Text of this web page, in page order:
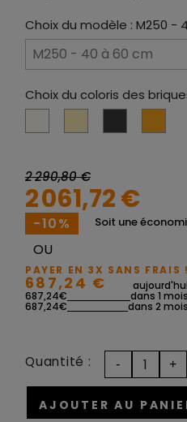
Choix du modèle : M250 -
Choix du coloris des
2 290,80 €
2 061,72 €
-10% Soit une
OU
PAYER EN 3X SANS FRAIS !
687,24 € aujourd'hui
687,24€ dans 1 mois
687,24€ dans 2 mois
AJOUTER AU
Quantité :